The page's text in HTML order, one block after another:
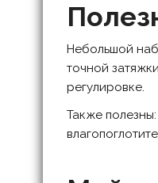
Небольшой
точной
регулировке.
Также